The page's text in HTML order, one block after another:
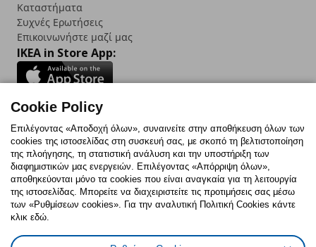
Καταστήματα
Συχνές Ερωτήσεις
Επικοινωνήστε μαζί μας
IKEA in Store App:
Follow us:
FacebookInstagram
TikTokYoutubePinterestTwitter
Πολιτική CookiesΔήλωση ψηφιακής προσβασιμότητας
Cookie Policy
Επιλέγοντας «Αποδοχή όλων», συναινείτε στην αποθήκευση όλων των
cookies της ιστοσελίδας στη συσκευή σας, με σκοπό τη βελτιστοποίηση
της πλοήγησης, τη στατιστική ανάλυση και την υποστήριξη των
διαφημιστικών μας ενεργειών. Επιλέγοντας «Απόρριψη όλων»,
αποθηκεύονται μόνο τα cookies που είναι αναγκαία για τη λειτουργία
της ιστοσελίδας. Μπορείτε να διαχειριστείτε τις προτιμήσεις σας μέσω
των «Ρυθμίσεων cookies». Για την αναλυτική Πολιτική Cookies κάντε
κλικ εδώ.